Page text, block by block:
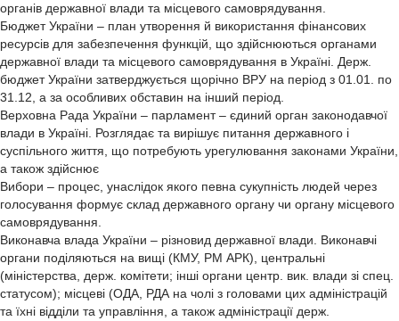
органів державної влади та місцевого самоврядування.
Бюджет України – план утворення й використання фінансових
ресурсів для забезпечення функцій, що здійснюються органами
державної влади та місцевого самоврядування в Україні. Держ.
бюджет України затверджується щорічно ВРУ на період з 01.01. по
31.12, а за особливих обставин на інший період.
Верховна Рада України – парламент – єдиний орган законодавчої
влади в Україні. Розглядає та вирішує питання державного і
суспільного життя, що потребують урегулювання законами України,
а також здійснює
Вибори – процес, унаслідок якого певна сукупність людей через
голосування формує склад державного органу чи органу місцевого
самоврядування.
Виконавча влада України – різновид державної влади. Виконавчі
органи поділяються на вищі (КМУ, РМ АРК), центральні
(міністерства, держ. комітети; інші органи центр. вик. влади зі спец.
статусом); місцеві (ОДА, РДА на чолі з головами цих адміністрацій
та їхні відділи та управління, а також адміністрації держ.